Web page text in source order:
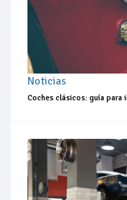
Noticias
Coches clásicos: guía para